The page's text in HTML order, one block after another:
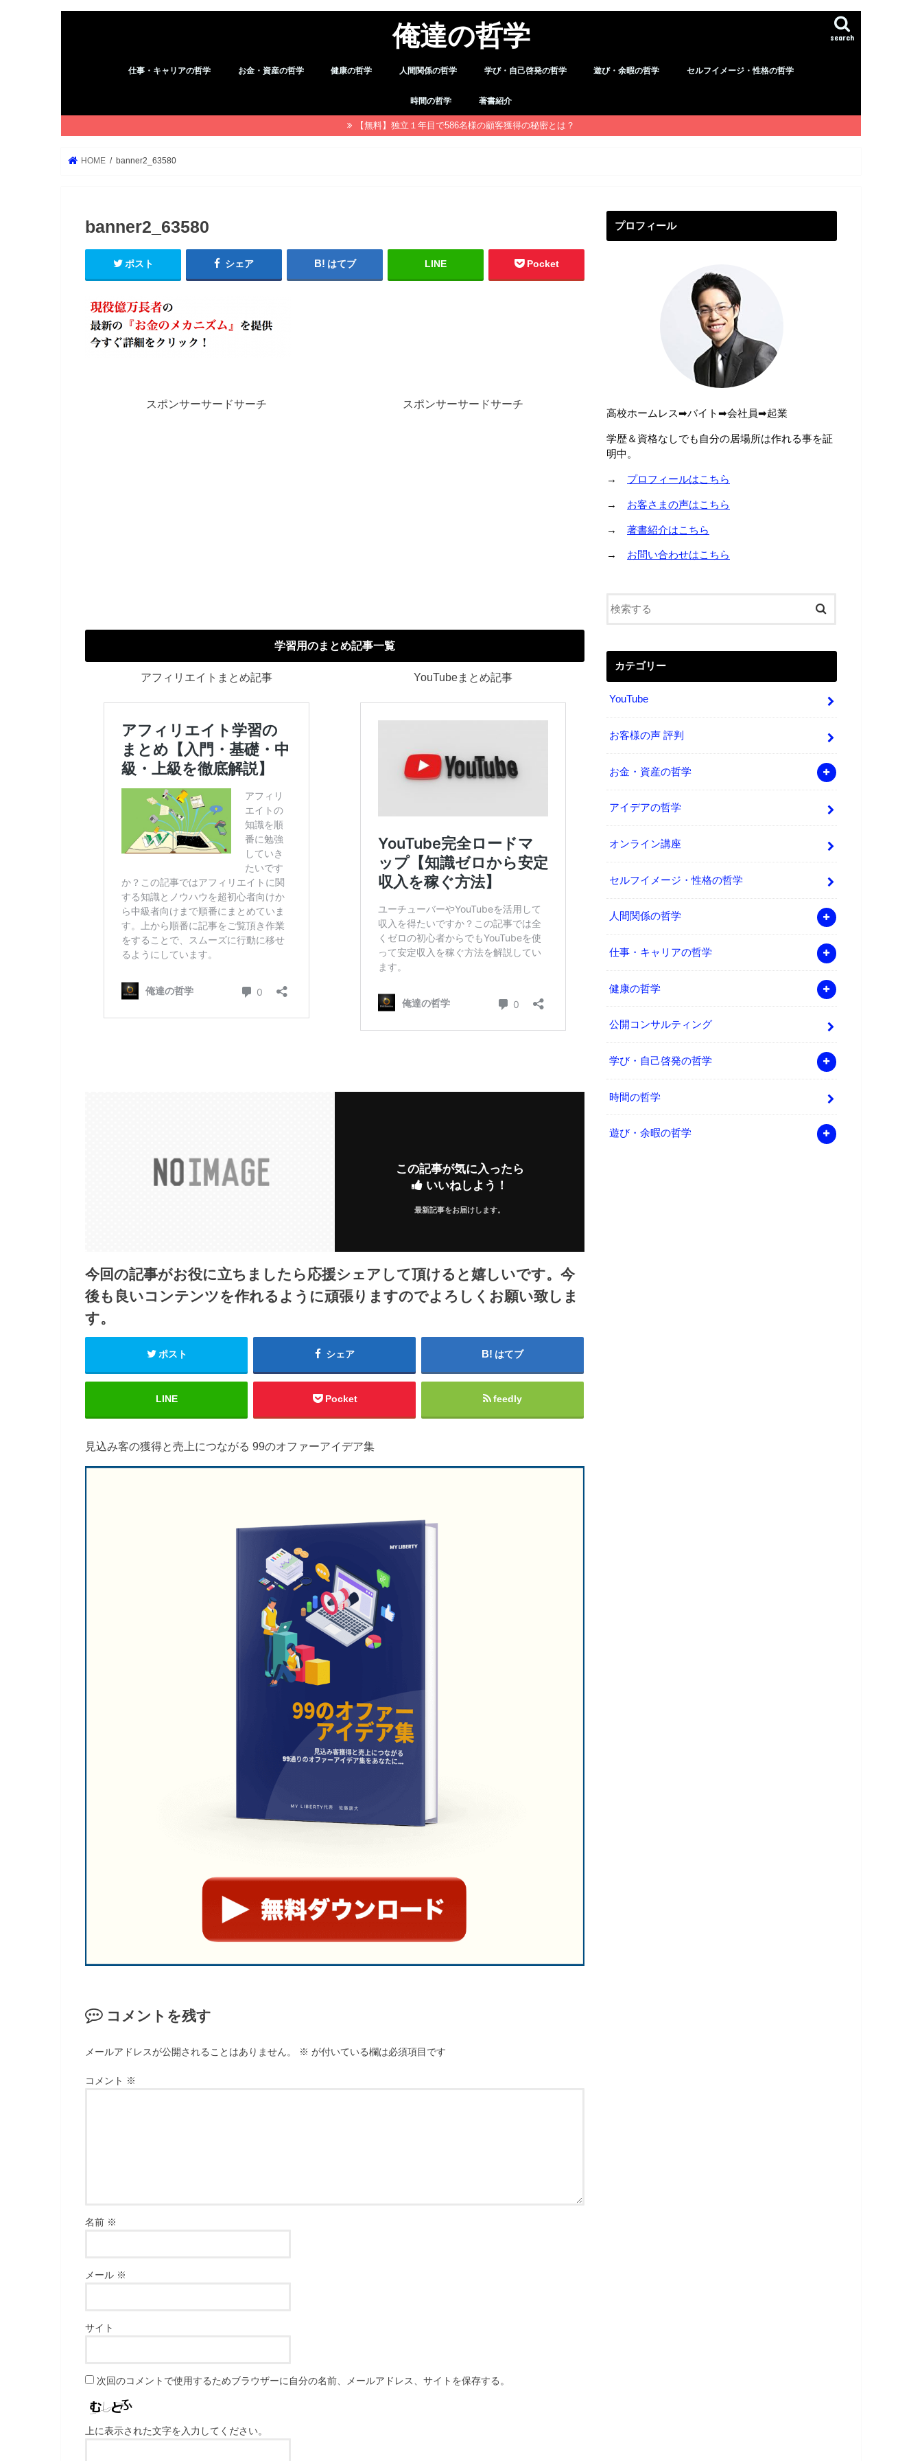
俺達の哲学 search
仕事・キャリアの哲学 お金・資産の哲学 健康の哲学 人間関係の哲学
職場・仕事
学び・自己啓発の哲学
習慣
遊び・余暇の哲学 セルフイメージ・性格の哲学
時間の哲学 著書紹介
【無料】独立１年目で586名様の顧客獲得の秘密とは？
HOME banner2_63580
banner2_63580
ポスト シェア はてブ LINE Pocket
スポンサーサードサーチ スポンサーサードサーチ
学習用のまとめ記事一覧
アフィリエイトまとめ記事 YouTubeまとめ記事
この記事が気に入ったら
いいねしよう！
最新記事をお届けします。
今回の記事がお役に立ちましたら応援シェアして頂けると嬉しいです。今
後も良いコンテンツを作れるように頑張りますのでよろしくお願い致しま
す。
ポスト シェア はてブ
LINE Pocket feedly
見込み客の獲得と売上につながる 99のオファーアイデア集
コメントを残す
メールアドレスが公開されることはありません。 ※ が付いている欄は必須項目です
コメント ※
名前 ※
メール ※
サイト
次回のコメントで使用するためブラウザーに自分の名前、メールアドレス、サイトを保存する。
上に表示された文字を入力してください。
プロフィール
高校ホームレス➡︎バイト➡︎会社員➡︎起業
学歴＆資格なしでも自分の居場所は作れる事を証
明中。
→ プロフィールはこちら
→ お客さまの声はこちら
→ 著書紹介はこちら
→ お問い合わせはこちら
カテゴリー
YouTube
お客様の声 評判
お金・資産の哲学
アイデアの哲学
オンライン講座
セルフイメージ・性格の哲学
人間関係の哲学
仕事・キャリアの哲学
健康の哲学
公開コンサルティング
学び・自己啓発の哲学
時間の哲学
遊び・余暇の哲学